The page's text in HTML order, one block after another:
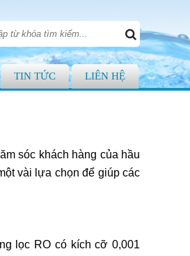
TIN TỨC LIÊN HỆ
sóc khách hàng của hầu
vài lựa chọn để giúp các
lọc RO có kích cỡ 0,001